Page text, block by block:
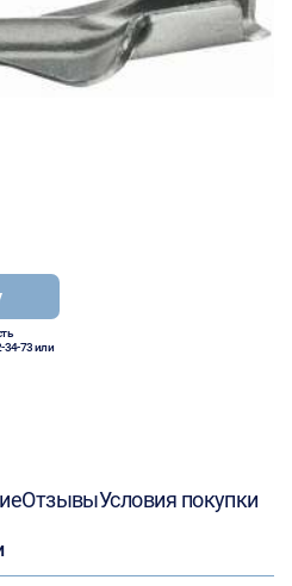
34-73или
ОтзывыУсловия покупки